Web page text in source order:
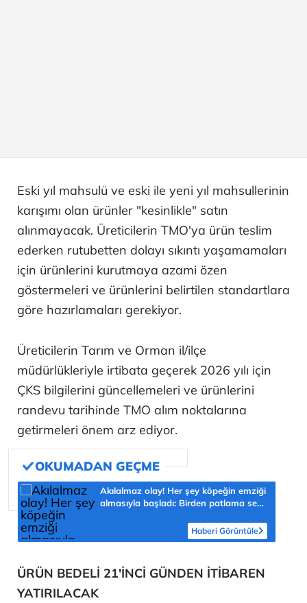
Eski yıl mahsulü ve eski ile yeni yıl mahsullerinin
karışımı olan ürünler "kesinlikle" satın
alınmayacak. Üreticilerin TMO'ya ürün teslim
ederken rutubetten dolayı sıkıntı yaşamamaları
için ürünlerini kurutmaya azami özen
göstermeleri ve ürünlerini belirtilen standartlara
göre hazırlamaları gerekiyor.
Üreticilerin Tarım ve Orman il/ilçe
müdürlükleriyle irtibata geçerek 2026 yılı için
ÇKS bilgilerini güncellemeleri ve ürünlerini
randevu tarihinde TMO alım noktalarına
getirmeleri önem arz ediyor.
Akılalmaz olay! Her şey köpeğin emziği
almasıyla başladı: Birden patlama sesi
Haberi Görüntüle
ÜRÜN BEDELİ 21'İNCİ GÜNDEN İTİBAREN
YATIRILACAK